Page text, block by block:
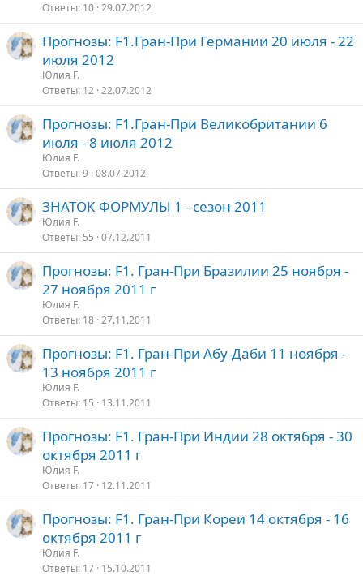
Ответы 10 29.07.2012
Прогнозы: F1.Гран-При Германии 20 июля - 22
июля 2012
Юлия F.
Ответы 12 22.07.2012
Прогнозы: F1.Гран-При Великобритании 6
июля - 8 июля 2012
Юлия F.
Ответы 9 08.07.2012
ЗНАТОК ФОРМУЛЫ 1 - сезон 2011
Юлия F.
Ответы 55 07.12.2011
Прогнозы: F1. Гран-При Бразилии 25 ноября -
27 ноября 2011 г
Юлия F.
Ответы 18 27.11.2011
Прогнозы: F1. Гран-При Абу-Даби 11 ноября -
13 ноября 2011 г
Юлия F.
Ответы 15 13.11.2011
Прогнозы: F1. Гран-При Индии 28 октября - 30
октября 2011 г
Юлия F.
Ответы 17 12.11.2011
Прогнозы: F1. Гран-При Кореи 14 октября - 16
октября 2011 г
Юлия F.
Ответы 17 15.10.2011